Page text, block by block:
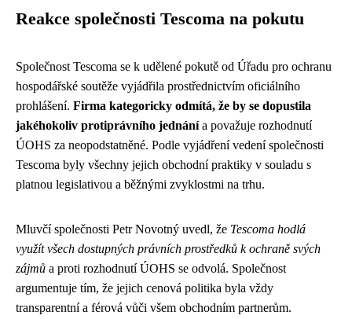
Reakce společnosti Tescoma na pokutu
Společnost Tescoma se k udělené pokutě od Úřadu pro ochranu
hospodářské soutěže vyjádřila prostřednictvím oficiálního
prohlášení. Firma kategoricky odmítá, že by se dopustila
jakéhokoliv protiprávního jednánía považuje rozhodnutí
ÚOHS za neopodstatněné. Podle vyjádření vedení společnosti
Tescoma byly všechny jejich obchodní praktiky v souladu s
platnou legislativou a běžnými zvyklostmi na trhu.
Mluvčí společnosti Petr Novotný uvedl, že Tescoma hodlá
využít všech dostupných právních prostředků k ochraně svých
zájmů a proti rozhodnutí ÚOHS se odvolá. Společnost
argumentuje tím, že jejich cenová politika byla vždy
transparentní a férová vůči všem obchodním partnerům.